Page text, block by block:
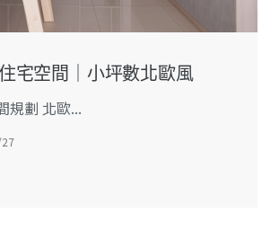
宅空間｜小坪數北歐風
規劃 北歐...